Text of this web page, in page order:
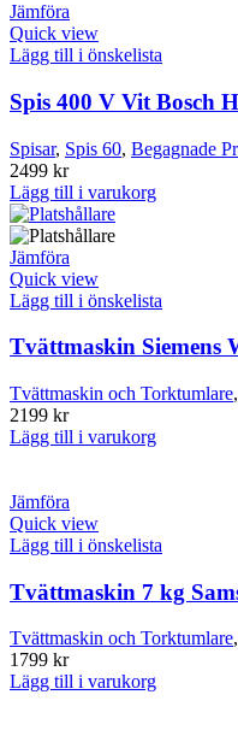
Jämföra
Quick view
Lägg till i önskelista
Spis 400 V Vit Bosch
Spisar, Spis 60, Begagnade
2499 kr
Lägg till i varukorg
Jämföra
Quick view
Lägg till i önskelista
Tvättmaskin Siemens
Tvättmaskin och Torktumlare,
2199 kr
Lägg till i varukorg
Jämföra
Quick view
Lägg till i önskelista
Tvättmaskin 7 kg
Tvättmaskin och Torktumlare,
1799 kr
Lägg till i varukorg